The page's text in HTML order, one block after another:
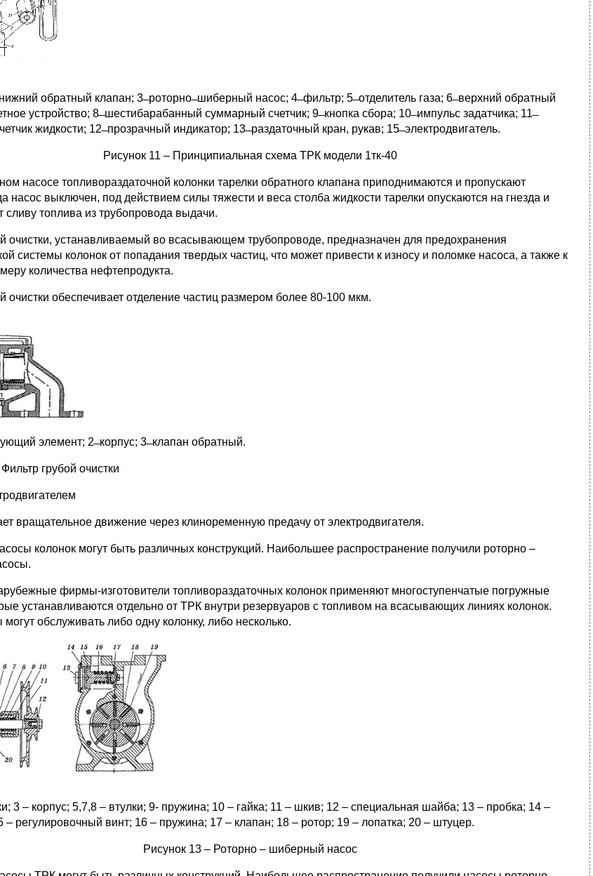
обратный клапан; 3 ̶ роторно ̶ шиберный насос; 4 ̶ фильтр; 5 ̶ отделитель газа; 6 ̶ верхний обратный
устройство; 8 ̶ шестибарабанный суммарный счетчик; 9 ̶ кнопка сбора; 10 ̶ импульс задатчика; 11
жидкости; 12 ̶ прозрачный индикатор; 13 ̶ раздаточный кран, рукав; 15 ̶ электродвигатель.
Рисунок 11 – Принципиальная схема ТРК модели 1тк-40
насосе топливораздаточной колонки тарелки обратного клапана приподнимаются и пропускают
насос выключен, под действием силы тяжести и веса столба жидкости тарелки опускаются на гнезда и
сливу топлива из трубопровода выдачи.
очистки, устанавливаемый во всасывающем трубопроводе, предназначен для предохранения
системы колонок от попадания твердых частиц, что может привести к износу и поломке насоса, а также к
количества нефтепродукта.
очистки обеспечивает отделение частиц размером более 80-100 мкм.
элемент; 2 ̶ корпус; 3 ̶ клапан обратный.
грубой очистки
вращательное движение через клиноременную предачу от электродвигателя.
колонок могут быть различных конструкций. Наибольшее распространение получили роторно –
фирмы-изготовители топливораздаточных колонок применяют многоступенчатые погружные
устанавливаются отдельно от ТРК внутри резервуаров с топливом на всасывающих линиях колонок.
обслуживать либо одну колонку, либо несколько.
3 – корпус; 5,7,8 – втулки; 9- пружина; 10 – гайка; 11 – шкив; 12 – специальная шайба; 13 – пробка; 14 –
– регулировочный винт; 16 – пружина; 17 – клапан; 18 – ротор; 19 – лопатка; 20 – штуцер.
Рисунок 13 – Роторно – шиберный насос